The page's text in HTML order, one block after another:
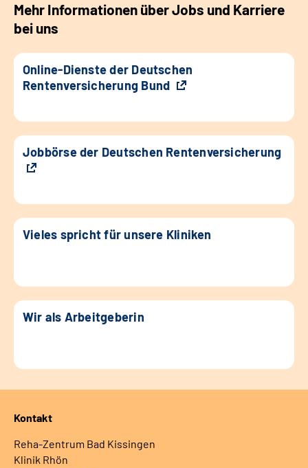
Mehr Informationen über Jobs und Karriere
bei uns
Online-Dienste der Deutschen
Rentenversicherung Bund
Jobbörse der Deutschen Rentenversicherung
Vieles spricht für unsere Kliniken
Wir als Arbeitgeberin
Kontakt
Reha-Zentrum Bad Kissingen
Klinik Rhön